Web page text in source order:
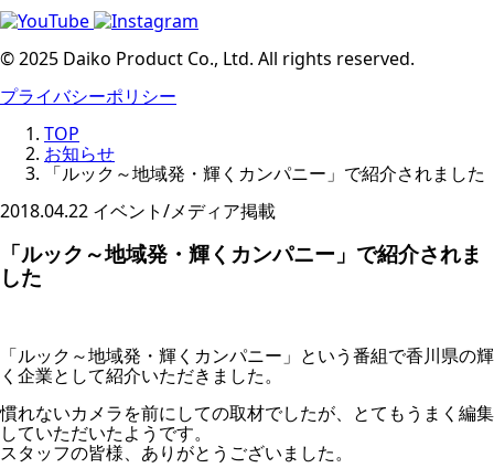
© 2025 Daiko Product Co., Ltd. All rights reserved.
プライバシーポリシー
TOP
お知らせ
「ルック～地域発・輝くカンパニー」で紹介されました
2018.04.22 イベント/メディア掲載
「ルック～地域発・輝くカンパニー」で紹介されま
した
「ルック～地域発・輝くカンパニー」という番組で香川県の輝
く企業として紹介いただきました。
慣れないカメラを前にしての取材でしたが、とてもうまく編集
していただいたようです。
スタッフの皆様、ありがとうございました。